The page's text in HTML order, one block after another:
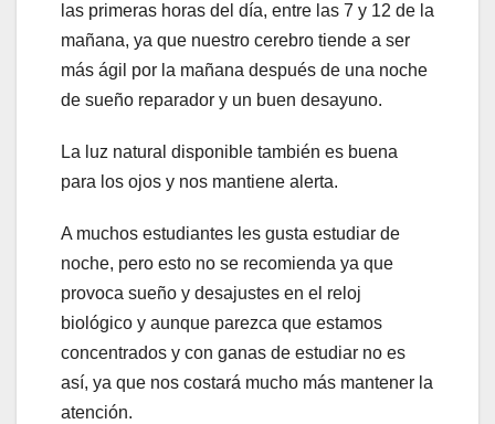
las primeras horas del día, entre las 7 y 12 de la
mañana, ya que nuestro cerebro tiende a ser
más ágil por la mañana después de una noche
de sueño reparador y un buen desayuno.
La luz natural disponible también es buena
para los ojos y nos mantiene alerta.
A muchos estudiantes les gusta estudiar de
noche, pero esto no se recomienda ya que
provoca sueño y desajustes en el reloj
biológico y aunque parezca que estamos
concentrados y con ganas de estudiar no es
así, ya que nos costará mucho más mantener la
atención.